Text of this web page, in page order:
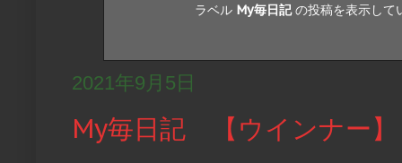
ラベル My毎日記の投稿を表示して
2021年9月5日
My毎日記 【ウインナー】